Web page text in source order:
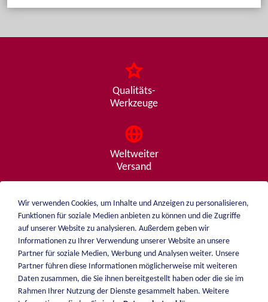
Qualitäts-
Werkzeuge
Weltweiter
Versand
Beratung
von A - Z
weiblen. Über mich
Wir verwenden Cookies, um Inhalte und Anzeigen zu personalisieren,
Funktionen für soziale Medien anbieten zu können und die Zugriffe
auf unserer Website zu analysieren. Außerdem geben wir
Informationen zu Ihrer Verwendung unserer Website an unsere
Partner für soziale Medien, Werbung und Analysen weiter. Unsere
Partner führen diese Informationen möglicherweise mit weiteren
Daten zusammen, die Sie ihnen bereitgestellt haben oder die sie im
Rahmen Ihrer Nutzung der Dienste gesammelt haben. Weitere